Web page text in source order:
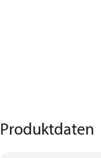
Produktdaten